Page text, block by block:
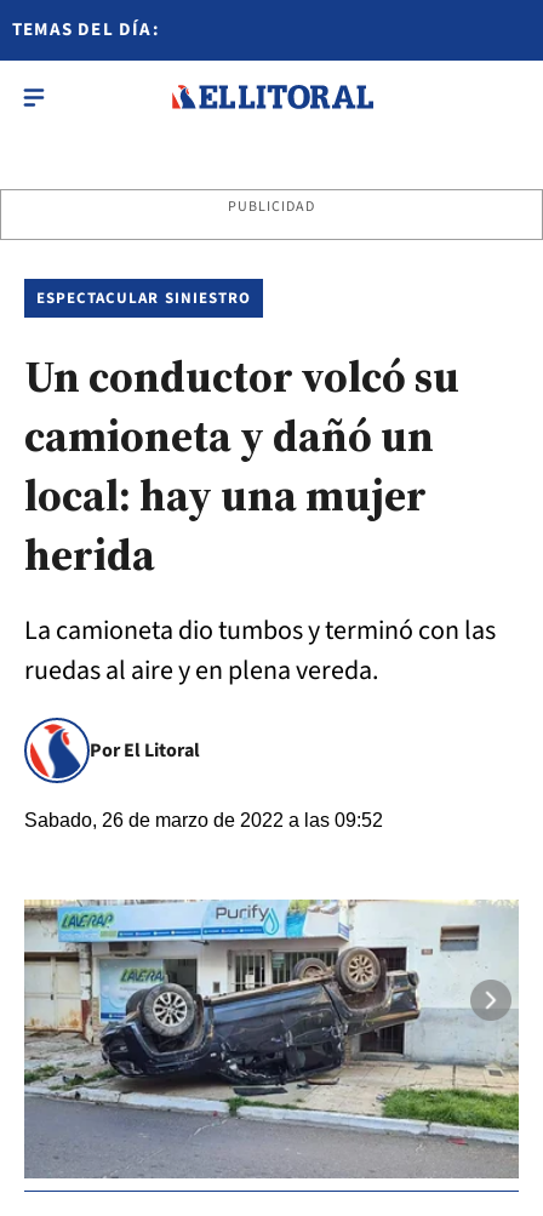
TEMAS DEL DÍA:
PUBLICIDAD
ESPECTACULAR SINIESTRO
Un conductor volcó su
camioneta y dañó un
local: hay una mujer
herida
La camioneta dio tumbos y terminó con las
ruedas al aire y en plena vereda.
Por El Litoral
Sabado, 26 de marzo de 2022 a las 09:52